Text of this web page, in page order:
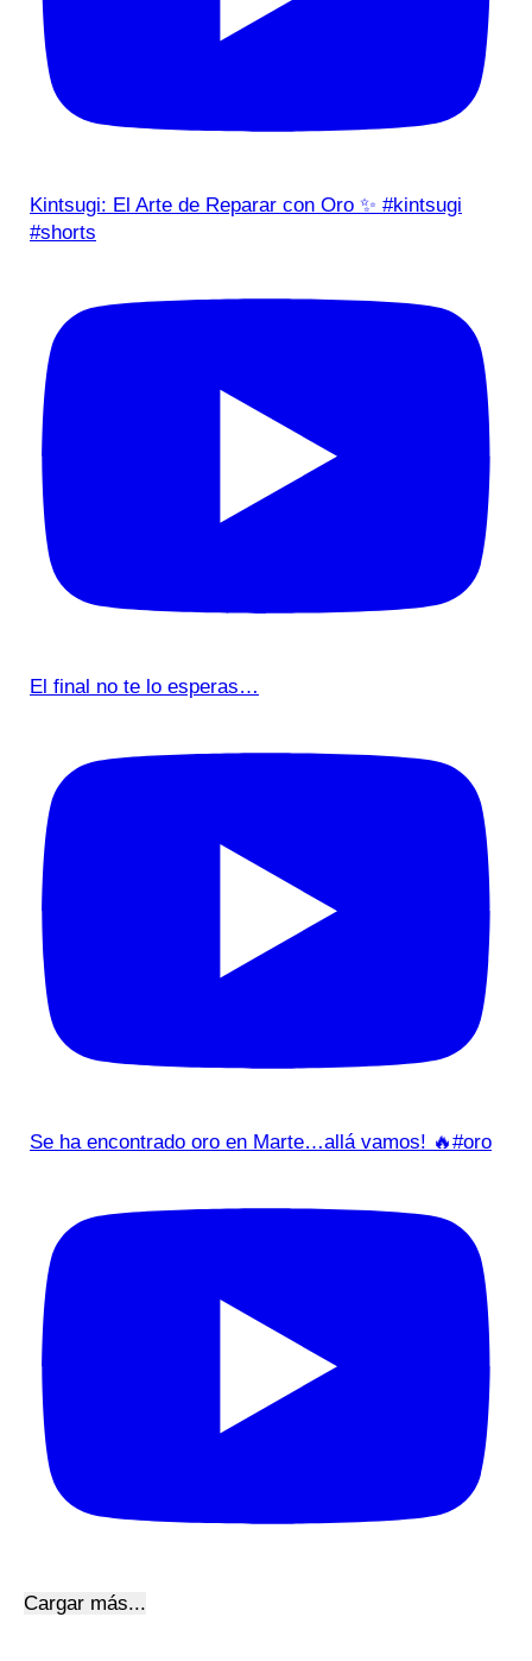
Kintsugi: El Arte de Reparar con Oro ✨ #kintsugi
#shorts
El final no te lo esperas…
Se ha encontrado oro en Marte…allá vamos! 🔥#oro
Cargar más...